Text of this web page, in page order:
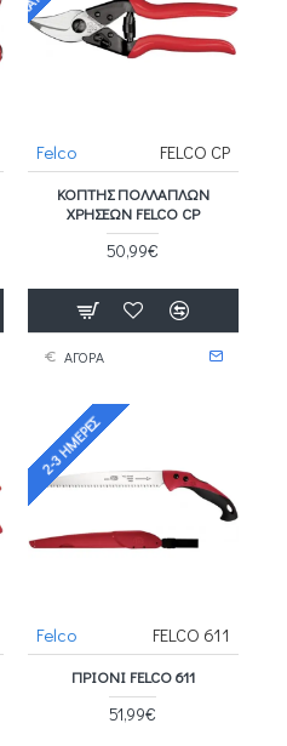
Felco FELCO CP
ΚΌΠΤΗΣ ΠΟΛΛΑΠΛΏΝ
ΧΡΉΣΕΩΝ FELCO CP
50,99€
ΑΓΟΡΑ
2-3 ΗΜΈΡΕΣ
Felco FELCO 611
ΠΡΙΌΝΙ FELCO 611
51,99€